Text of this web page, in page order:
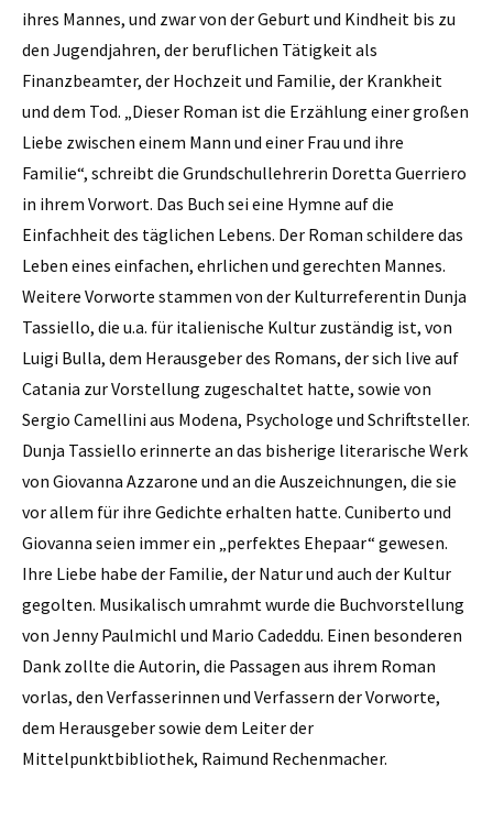
ihres Mannes, und zwar von der Geburt und Kindheit bis zu
den Jugendjahren, der beruflichen Tätigkeit als
Finanzbeamter, der Hochzeit und Familie, der Krankheit
und dem Tod. „Dieser Roman ist die Erzählung einer großen
Liebe zwischen einem Mann und einer Frau und ihre
Familie“, schreibt die Grundschullehrerin Doretta Guerriero
in ihrem Vorwort. Das Buch sei eine Hymne auf die
Einfachheit des täglichen Lebens. Der Roman schildere das
Leben eines einfachen, ehrlichen und gerechten Mannes.
Weitere Vorworte stammen von der Kulturreferentin Dunja
Tassiello, die u.a. für italienische Kultur zuständig ist, von
Luigi Bulla, dem Herausgeber des Romans, der sich live auf
Catania zur Vorstellung zugeschaltet hatte, sowie von
Sergio Camellini aus Modena, Psychologe und Schriftsteller.
Dunja Tassiello erinnerte an das bisherige literarische Werk
von Giovanna Azzarone und an die Auszeichnungen, die sie
vor allem für ihre Gedichte erhalten hatte. Cuniberto und
Giovanna seien immer ein „perfektes Ehepaar“ gewesen.
Ihre Liebe habe der Familie, der Natur und auch der Kultur
gegolten. Musikalisch umrahmt wurde die Buchvorstellung
von Jenny Paulmichl und Mario Cadeddu. Einen besonderen
Dank zollte die Autorin, die Passagen aus ihrem Roman
vorlas, den Verfasserinnen und Verfassern der Vorworte,
dem Herausgeber sowie dem Leiter der
Mittelpunktbibliothek, Raimund Rechenmacher.